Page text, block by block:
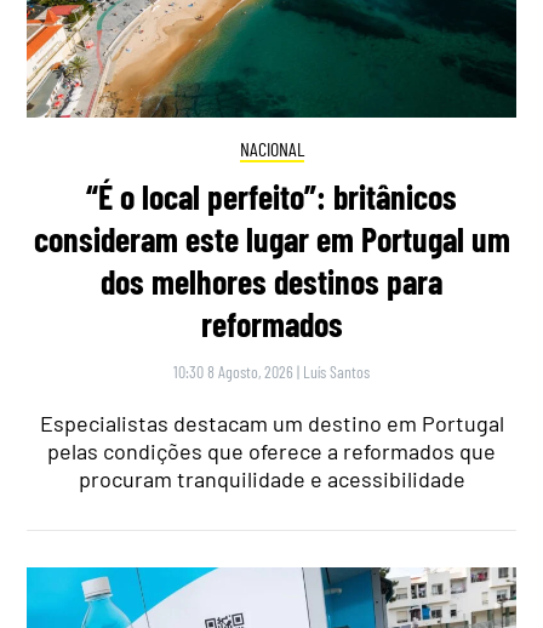
NACIONAL
“É o local perfeito”: britânicos
consideram este lugar em Portugal um
dos melhores destinos para
reformados
10:30 8 Agosto, 2026 | Luís Santos
Especialistas destacam um destino em Portugal
pelas condições que oferece a reformados que
procuram tranquilidade e acessibilidade